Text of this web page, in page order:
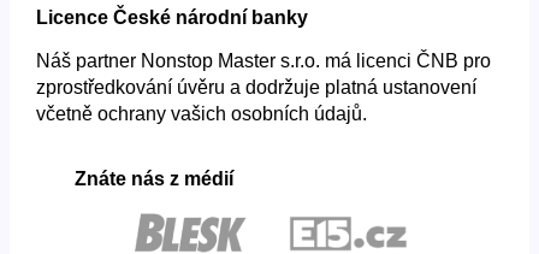
Licence České národní banky
Náš partner Nonstop Master s.r.o. má licenci ČNB pro
zprostředkování úvěru a dodržuje platná ustanovení
včetně ochrany vašich osobních údajů.
Znáte nás z médií